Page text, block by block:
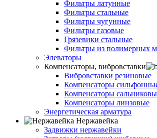
Фильтры латунные
Фильтры стальные
Фильтры чугунные
Фильтры газовые
Грязевики стальные
Фильтры из полимерных
Элеваторы
Компенсаторы, вибровставки
Вибровставки резиновые
Компенсаторы
Компенсаторы
Компенсаторы линзовые
Энергетическая арматура
Нержавейка
Задвижки нержавейки